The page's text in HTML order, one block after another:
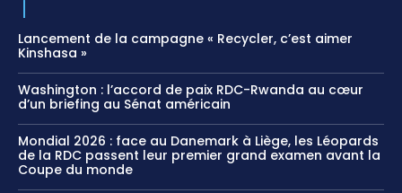
Lancement de la campagne « Recycler, c’est aimer
Kinshasa »
Washington : l’accord de paix RDC-Rwanda au cœur
d’un briefing au Sénat américain
Mondial 2026 : face au Danemark à Liège, les Léopards
de la RDC passent leur premier grand examen avant la
Coupe du monde